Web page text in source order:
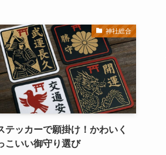
神社総合
テッカーで願掛け！かわいく
こいい御守り選び